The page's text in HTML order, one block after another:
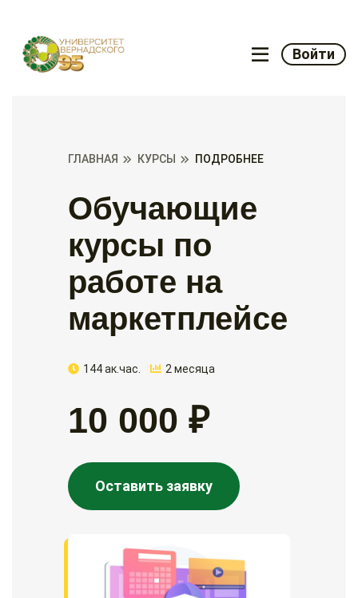
Войти
ГЛАВНАЯ КУРСЫ ПОДРОБНЕЕ
Обучающие
курсы по
работе на
маркетплейсе
144 ак.час. 2 месяца
10 000 ₽
Оставить заявку